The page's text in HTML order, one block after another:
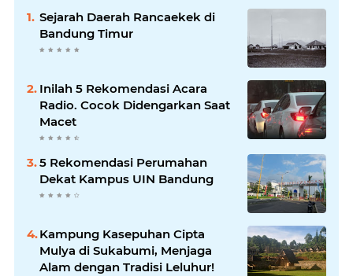
Sejarah Daerah Rancaekek di
Bandung Timur
Inilah 5 Rekomendasi Acara
Radio. Cocok Didengarkan Saat
Macet
5 Rekomendasi Perumahan
Dekat Kampus UIN Bandung
Kampung Kasepuhan Cipta
Mulya di Sukabumi, Menjaga
Alam dengan Tradisi Leluhur!